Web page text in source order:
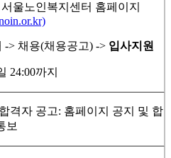
울노인복지센터 홈페이지
-> 채용(채용공고) -> 입사지원
24:00까지
격자 공고: 홈페이지 공지 및 합
보